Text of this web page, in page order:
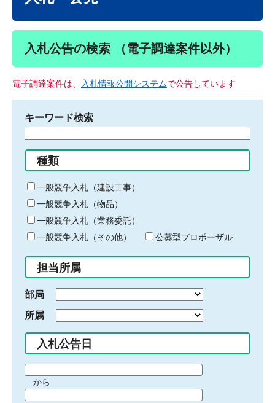
入札公告の検索 （電子調達案件以外）
電子調達案件は、 入札情報公開システムで公告しています
キーワード検索
る
キ
ー
ワ
ー
ド
入
力
種類
一般競争入札（建設工事）
一般競争入札（物品）
一般競争入札（業務委託）
一般競争入札（その他）
公募型プロポーザル
担当所属
部局
所属
入札公告日
間から